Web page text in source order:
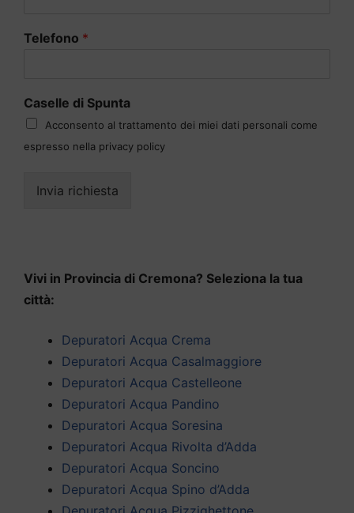
Telefono *
Caselle di Spunta
Acconsento al trattamento dei miei dati personali come
espresso nella privacy policy
Invia richiesta
Vivi in Provincia di Cremona? Seleziona la tua
città:
Depuratori Acqua Crema
Depuratori Acqua Casalmaggiore
Depuratori Acqua Castelleone
Depuratori Acqua Pandino
Depuratori Acqua Soresina
Depuratori Acqua Rivolta d’Adda
Depuratori Acqua Soncino
Depuratori Acqua Spino d’Adda